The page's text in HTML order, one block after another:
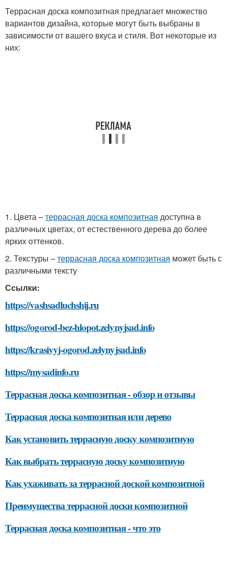
Террасная доска композитная предлагает множество
вариантов дизайна, которые могут быть выбраны в
зависимости от вашего вкуса и стиля. Вот некоторые из
них:
1. Цвета –террасная доска композитная доступна в
различных цветах, от естественного дерева до более
ярких оттенков.
2. Текстуры –террасная доска композитная может быть с
различными тексту
Ссылки:
https://vashsadluchshij.ru
https://ogorod-bez-hlopot.zelynyjsad.info
https://krasivyj-ogorod.zelynyjsad.info
https://mysadinfo.ru
Террасная доска композитная - обзор и отзывы
Террасная доска композитная или дерево
Как установить террасную доску композитную
Как выбрать террасную доску композитную
Как ухаживать за террасной доской композитной
Преимущества террасной доски композитной
Террасная доска композитная - что это